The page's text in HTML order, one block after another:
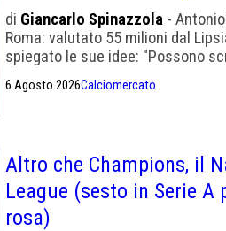
di Giancarlo Spinazzola -
Roma: valutato 55 milioni dal
spiegato le sue idee: "Possono
6 Agosto 2026Calciomercato
Altro che Champions, il
League (sesto in Serie A
rosa)